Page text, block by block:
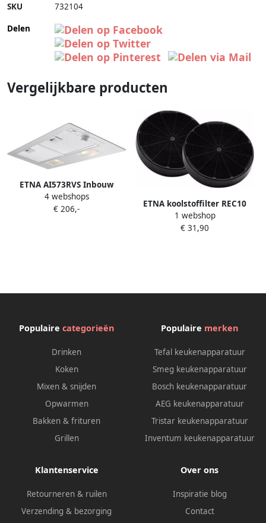
SKU 732104
Delen
Vergelijkbare producten
ETNA AI573RVS Inbouw
afzuigkap 73 cm Grijs 425 m³
h LED verlichting 3
4 webshops
€ 206,-
ETNA koolstoffilter REC10
(2x)
1 webshop
€ 31,90
Populaire categorieën
Drinken
Koken
Mixen & snijden
Opwarmen
Bakken & frituren
Grillen
Populaire merken
Tefal keukenapparatuur
Smeg keukenapparatuur
Bosch keukenapparatuur
AEG keukenapparatuur
Tristar keukenapparatuur
Inventum keukenapparatuur
Klantenservice
Retourneren & ruilen
Verzending & bezorging
Over ons
Inspiratie blog
Contact